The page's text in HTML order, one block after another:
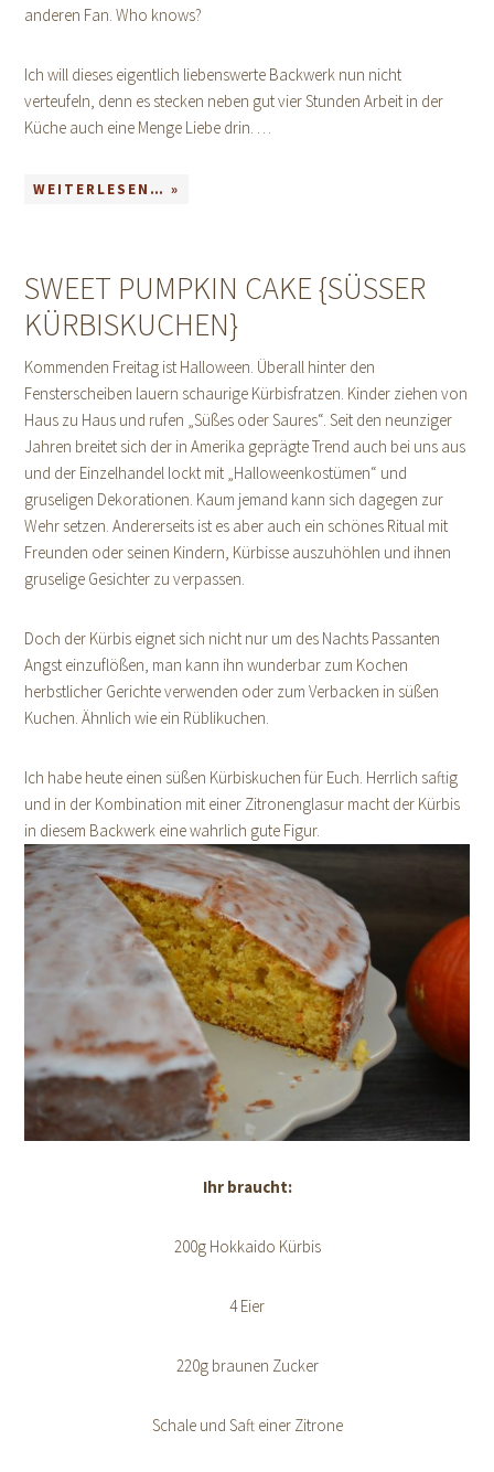
anderen Fan. Who knows?
Ich will dieses eigentlich liebenswerte Backwerk nun nicht
verteufeln, denn es stecken neben gut vier Stunden Arbeit in der
Küche auch eine Menge Liebe drin. …
WEITERLESEN… »
SWEET PUMPKIN CAKE {SÜSSER K
ÜRBISKUCHEN}
Kommenden Freitag ist Halloween. Überall hinter den
Fensterscheiben lauern schaurige Kürbisfratzen. Kinder ziehen von
Haus zu Haus und rufen „Süßes oder Saures“. Seit den neunziger
Jahren breitet sich der in Amerika geprägte Trend auch bei uns aus
und der Einzelhandel lockt mit „Halloweenkostümen“ und
gruseligen Dekorationen. Kaum jemand kann sich dagegen zur
Wehr setzen. Andererseits ist es aber auch ein schönes Ritual mit
Freunden oder seinen Kindern, Kürbisse auszuhöhlen und ihnen
gruselige Gesichter zu verpassen.
Doch der Kürbis eignet sich nicht nur um des Nachts Passanten
Angst einzuflößen, man kann ihn wunderbar zum Kochen
herbstlicher Gerichte verwenden oder zum Verbacken in süßen
Kuchen. Ähnlich wie ein Rüblikuchen.
Ich habe heute einen süßen Kürbiskuchen für Euch. Herrlich saftig
und in der Kombination mit einer Zitronenglasur macht der Kürbis
in diesem Backwerk eine wahrlich gute Figur.
Ihr braucht:
200g Hokkaido Kürbis
4 Eier
220g braunen Zucker
Schale und Saft einer Zitrone